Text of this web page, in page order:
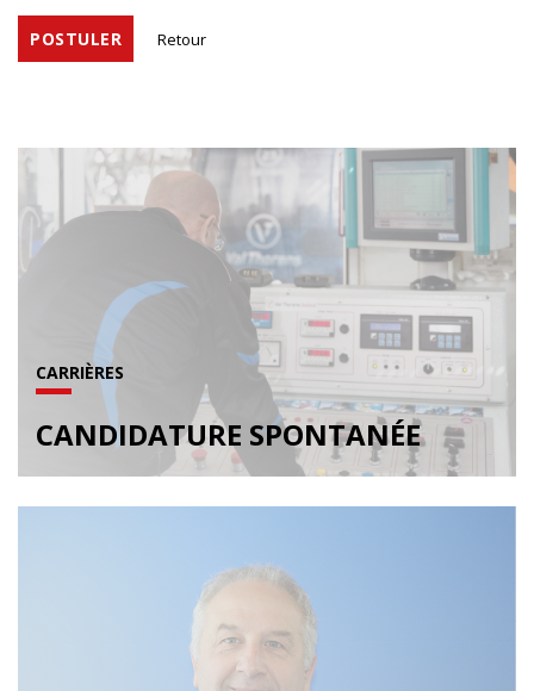
Retour
POSTULER
CARRIÈRES
CANDIDATURE SPONTANÉE